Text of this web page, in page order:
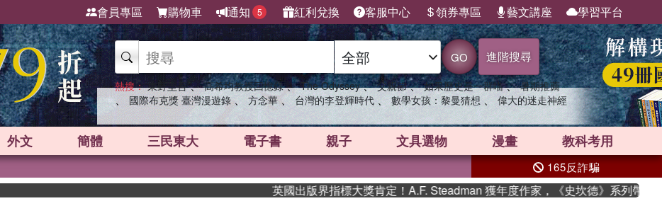
會員專區 購物車 通知 5 紅利兌換 客服中心 領券專區 藝文講座 學習平台
GO 進階搜尋
熱搜： 東野圭吾 、 高希均教授回憶錄 、 The Odyssey 、 父親節 、 如果歷史是一群喵 、 暑期推薦
、 國際布克獎 臺灣漫遊錄 、 方念華 、 台灣的李登輝時代 、 數學女孩：黎曼猜想 、 偉大的迷走神經
外文 簡體 三民東大 電子書 親子 文具選物 漫畫 教科考用
165反詐騙
英國出版界指標大獎肯定！A.F. Steadman 獲年度作家，《史坎德》系列帶你踏上